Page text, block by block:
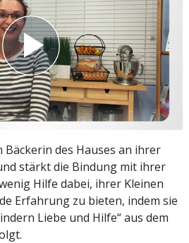
Bäckerin des Hauses an ihrer
stärkt die Bindung mit ihrer
Hilfe dabei, ihrer Kleinen
Erfahrung zu bieten, indem sie
Liebe und Hilfe“ aus dem